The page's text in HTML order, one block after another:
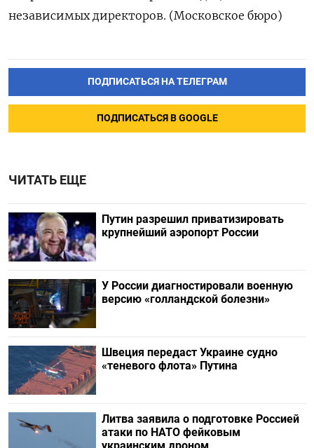
независимых директоров. (Московское бюро)
ПОДПИСАТЬСЯ НА ТЕЛЕГРАМ
ПОДПИСАТЬСЯ В GOOGLE
ЧИТАТЬ ЕЩЕ
Путин разрешил приватизировать
крупнейший аэропорт России
У России диагностировали военную
версию «голландской болезни»
Швеция передаст Украине судно
«теневого флота» Путина
Литва заявила о подготовке Россией
атаки по НАТО фейковым